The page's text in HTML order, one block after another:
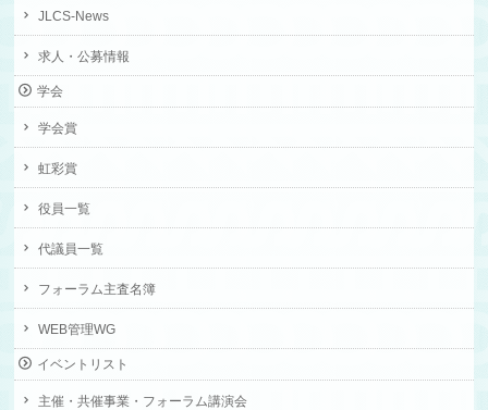
JLCS-News
求人・公募情報
学会
学会賞
虹彩賞
役員一覧
代議員一覧
フォーラム主査名簿
WEB管理WG
イベントリスト
主催・共催事業・フォーラム講演会